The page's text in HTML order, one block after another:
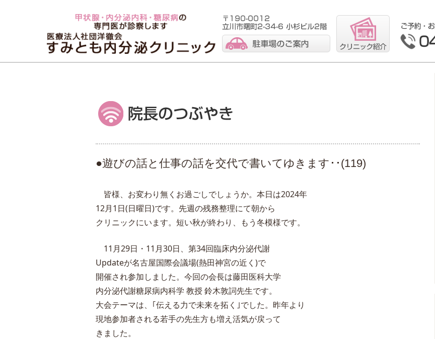
●遊びの話と仕事の話を交代で書いてゆきます･･(119)
皆様、お変わり無くお過ごしでしょうか。本日は2024年
12月1日(日曜日)です。先週の残務整理にて朝から
クリニックにいます。短い秋が終わり、もう冬模様です。
11月29日・11月30日、第34回臨床内分泌代謝
Updateが名古屋国際会議場(熱田神宮の近く)で
開催され参加しました。今回の会長は藤田医科大学
内分泌代謝糖尿病内科学 教授 鈴木敦詞先生です。
大会テーマは、｢伝える力で未来を拓く｣でした。昨年より
現地参加者される若手の先生方も増え活気が戻って
きました。